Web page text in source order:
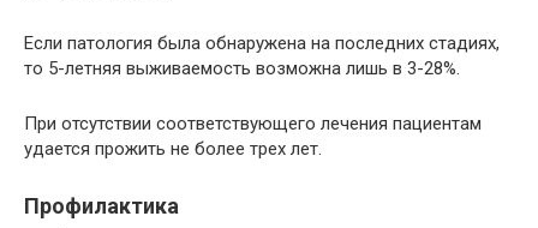
Если патология была обнаружена на последних стадиях,
то 5-летняя выживаемость возможна лишь в 3-28%.
При отсутствии соответствующего лечения пациентам
удается прожить не более трех лет.
Профилактика